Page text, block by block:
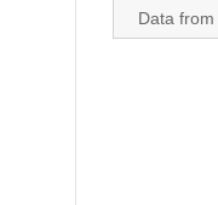
Data from